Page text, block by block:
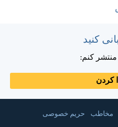
منتشر کنم:
کردن
مخاطب حریم خصوصی